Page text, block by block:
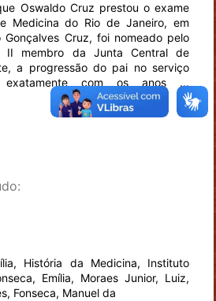
Oswaldo Cruz prestou o exame
Medicina do Rio de Janeiro, em
Cruz, foi nomeado pelo
II membro da Junta Central de
a progressão do pai no serviço
exatamente com os anos ...
História da Medicina, Instituto
Emília, Moraes Junior, Luiz,
Fonseca, Manuel da